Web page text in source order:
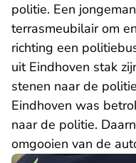
politie. Een
terrasmeubilair om
richting een
uit Eindhoven stak
stenen naar de
Eindhoven was
naar de politie.
omgooien van de